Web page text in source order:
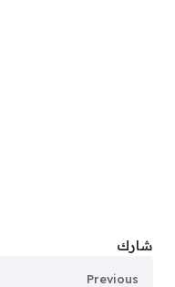
شارك
Previous